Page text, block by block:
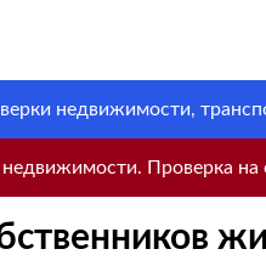
недвижимости,
Проверка